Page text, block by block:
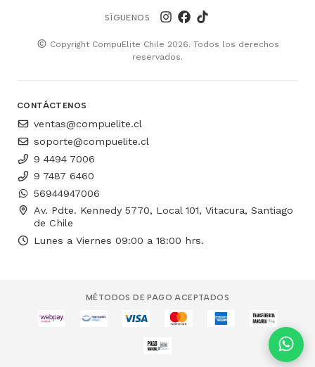
SÍGUENOS
Copyright CompuElite Chile 2026. Todos los derechos
reservados.
CONTÁCTENOS
ventas@compuelite.cl
soporte@compuelite.cl
9 4494 7006
9 7487 6460
56944947006
Av. Pdte. Kennedy 5770, Local 101, Vitacura, Santiago
de Chile
Lunes a Viernes 09:00 a 18:00 hrs.
MÉTODOS DE PAGO ACEPTADOS